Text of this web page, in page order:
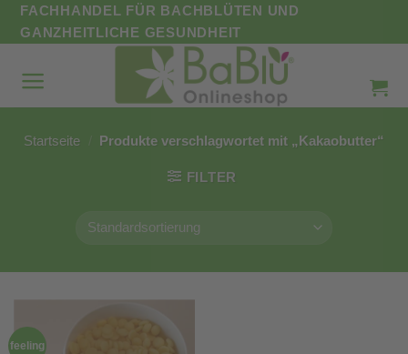
Zum
Inhalt
FACHHANDEL FÜR BACHBLÜTEN UND
GANZHEITLICHE GESUNDHEIT
Startseite Produkte verschlagwortet mit „Kakaobutter“
FILTER
feeling